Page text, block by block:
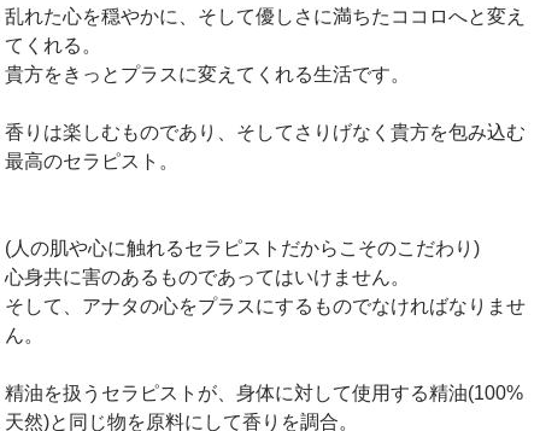
乱れた心を穏やかに、そして優しさに満ちたココロへと変え
てくれる。
貴方をきっとプラスに変えてくれる生活です。
香りは楽しむものであり、そしてさりげなく貴方を包み込む
最高のセラピスト。
(人の肌や心に触れるセラピストだからこそのこだわり)
心身共に害のあるものであってはいけません。
そして、アナタの心をプラスにするものでなければなりませ
ん。
精油を扱うセラピストが、身体に対して使用する精油(100%
天然)と同じ物を原料にして香りを調合。